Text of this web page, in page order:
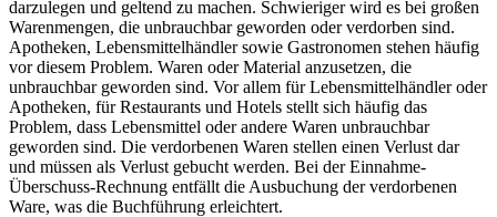
darzulegen und geltend zu machen. Schwieriger wird es bei großen
Warenmengen, die unbrauchbar geworden oder verdorben sind.
Apotheken, Lebensmittelhändler sowie Gastronomen stehen häufig
vor diesem Problem. Waren oder Material anzusetzen, die
unbrauchbar geworden sind. Vor allem für Lebensmittelhändler oder
Apotheken, für Restaurants und Hotels stellt sich häufig das
Problem, dass Lebensmittel oder andere Waren unbrauchbar
geworden sind. Die verdorbenen Waren stellen einen Verlust dar
und müssen als Verlust gebucht werden. Bei der Einnahme-
Überschuss-Rechnung entfällt die Ausbuchung der verdorbenen
Ware, was die Buchführung erleichtert.